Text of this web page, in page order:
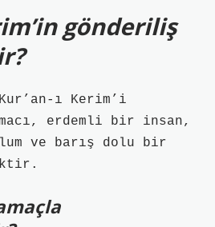
gönderiliş
ı Kerim’i
erdemli bir insan,
ve barış dolu bir